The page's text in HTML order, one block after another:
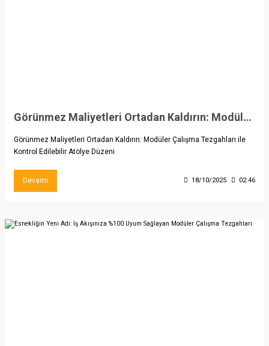
Görünmez Maliyetleri Ortadan Kaldırın: Modüler Çalışma Tezgahları ile Kontrol Edilebilir Atölye Düzeni
Görünmez Maliyetleri Ortadan Kaldırın: Modüler Çalışma Tezgahları ile
Kontrol Edilebilir Atölye Düzeni
Devamı 18/10/2025 02:46